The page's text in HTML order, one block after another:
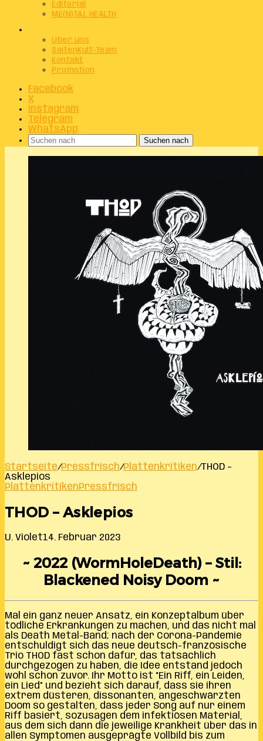
Editorial
ME(N)TAL HEALTH
Über uns
SaitenKult-Team
Kontakt
Promotion
Facebook
X
Instagram
Telegram
WhatsApp
Suchen nach
Startseite/Pressfrisch/Plattenkritiken/THOD –
Asklepios
PlattenkritikenPressfrisch
THOD – Asklepios
U. Violet14. Februar 2023
~ 2022 (WormHoleDeath) – Stil:
Blackened Noisy Doom ~
Mal ein ganz neuer Ansatz, ein Konzeptalbum über
tödliche Erkrankungen zu machen, und das nicht mal
als Death Metal-Band; nach der Corona-Pandemie
entschuldigt sich das neue deutsch-französische
Trio THOD fast schon dafür, das tatsächlich
durchgezogen zu haben, die Idee entstand jedoch
wohl schon zuvor. Ihr Motto ist “Ein Riff, ein Leiden,
ein Lied” und bezieht sich darauf, dass sie ihren
extrem düsteren, dissonanten, angeschwärzten
Doom so gestalten, dass jeder Song auf nur einem
Riff basiert, sozusagen dem infektiösen Material,
aus dem sich dann die jeweilige Krankheit über das in
allen Symptomen ausgeprägte Vollbild bis zum